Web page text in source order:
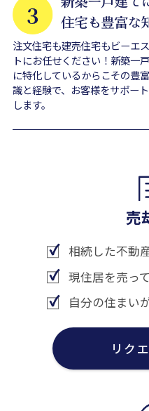
注文住宅も建売住宅もビーエ
トにお任せください！新築一
に特化しているからこその豊
識と経験で、お客様をサポー
します。
売
相続した不動
現住居を売っ
自分の住まい
リク